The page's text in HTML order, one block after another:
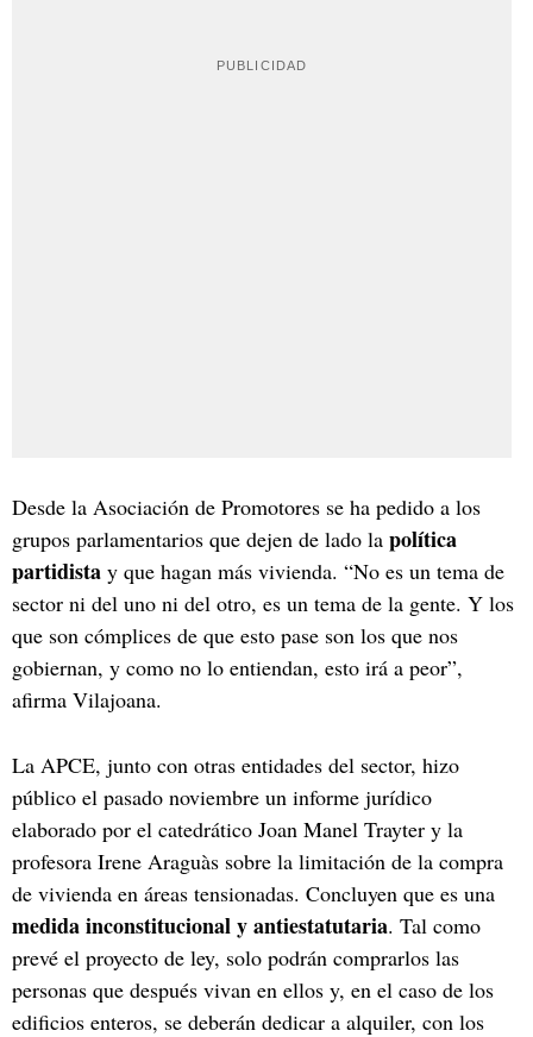
Desde la Asociación de Promotores se ha pedido a los
grupos parlamentarios que dejen de lado la política
partidista y que hagan más vivienda. “No es un tema de
sector ni del uno ni del otro, es un tema de la gente. Y los
que son cómplices de que esto pase son los que nos
gobiernan, y como no lo entiendan, esto irá a peor”,
afirma Vilajoana.
La APCE, junto con otras entidades del sector, hizo
público el pasado noviembre un informe jurídico
elaborado por el catedrático Joan Manel Trayter y la
profesora Irene Araguàs sobre la limitación de la compra
de vivienda en áreas tensionadas. Concluyen que es una
medida inconstitucional y antiestatutaria. Tal como
prevé el proyecto de ley, solo podrán comprarlos las
personas que después vivan en ellos y, en el caso de los
edificios enteros, se deberán dedicar a alquiler, con los